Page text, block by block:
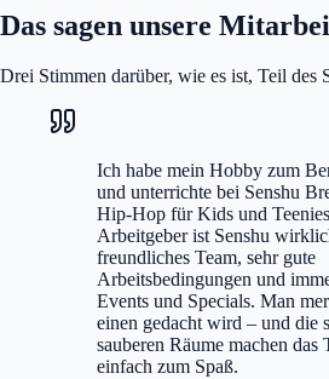
Das sagen unsere
Drei Stimmen darüber, wie es ist, Teil des
Ich habe mein Hobby zum
und unterrichte bei Senshu
Hip-Hop für Kids und
Arbeitgeber ist Senshu
freundliches Team, sehr gute
Arbeitsbedingungen und
Events und Specials. Man
einen gedacht wird – und die
sauberen Räume machen das
einfach zum Spaß.